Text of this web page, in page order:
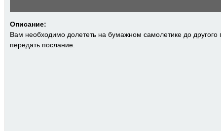
Описание:
Вам необходимо долететь на бумажном самолетике до другого
передать послание.